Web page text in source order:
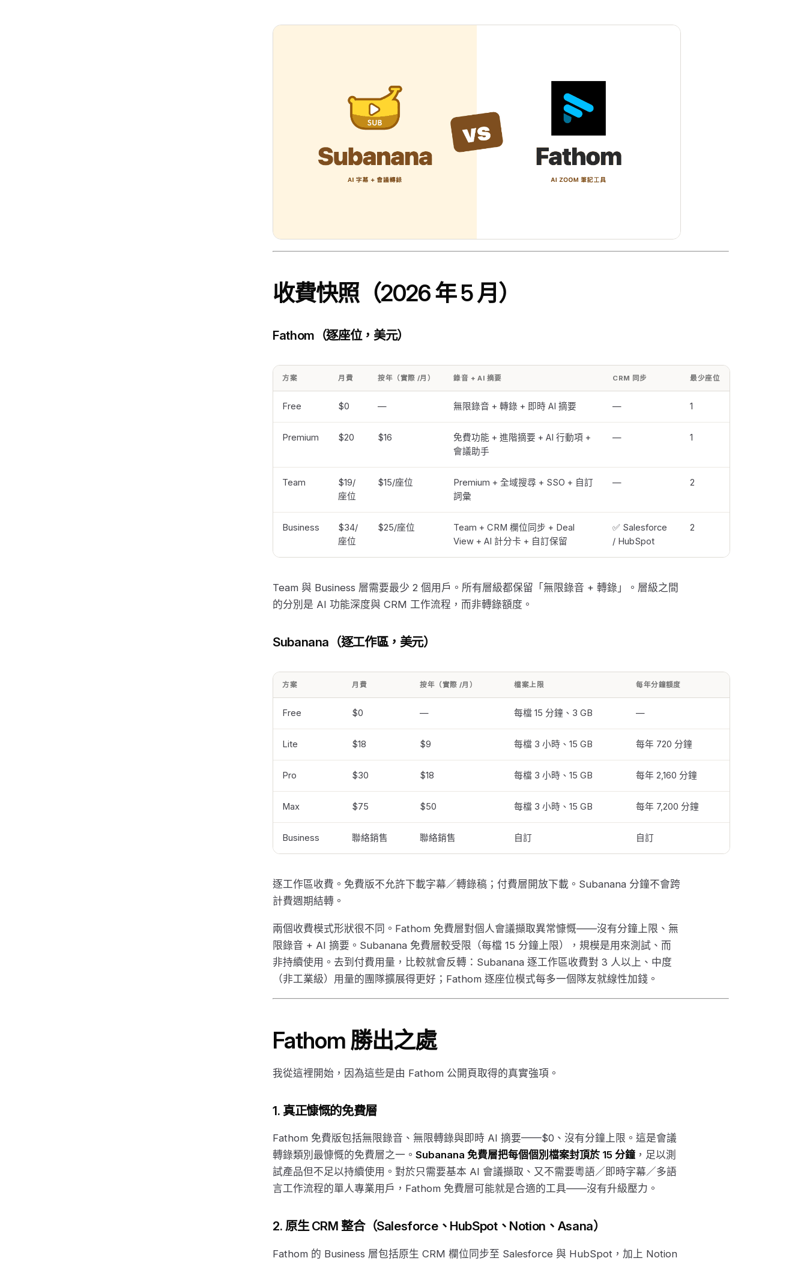
收費快照（2026 年 5 月）
Fathom（逐座位，美元）
方案 月費 按年（實際 /月） 錄音 + AI 摘要 CRM 同步 最少座位
Free $0 — 無限錄音 + 轉錄 + 即時 AI 摘要 — 1
Premium $20 $16
免費功能 + 進階摘要 + AI 行動項 +
會議助手
— 1
Team
$19/
座位
$15/座位
Premium + 全域搜尋 + SSO + 自訂
詞彙
— 2
Business
$34/
座位
$25/座位
Team + CRM 欄位同步 + Deal
View + AI 計分卡 + 自訂保留
✅ Salesforce
/ HubSpot
2
Team 與 Business 層需要最少 2 個用戶。所有層級都保留「無限錄音 + 轉錄」。層級之間
的分別是 AI 功能深度與 CRM 工作流程，而非轉錄額度。
Subanana（逐工作區，美元）
方案 月費 按年（實際 /月） 檔案上限 每年分鐘額度
Free $0 — 每檔 15 分鐘、3 GB —
Lite $18 $9 每檔 3 小時、15 GB 每年 720 分鐘
Pro $30 $18 每檔 3 小時、15 GB 每年 2,160 分鐘
Max $75 $50 每檔 3 小時、15 GB 每年 7,200 分鐘
Business 聯絡銷售 聯絡銷售 自訂 自訂
逐工作區收費。免費版不允許下載字幕／轉錄稿；付費層開放下載。Subanana 分鐘不會跨
計費週期結轉。
兩個收費模式形狀很不同。Fathom 免費層對個人會議擷取異常慷慨——沒有分鐘上限、無
限錄音 + AI 摘要。Subanana 免費層較受限（每檔 15 分鐘上限），規模是用來測試、而
非持續使用。去到付費用量，比較就會反轉：Subanana 逐工作區收費對 3 人以上、中度
（非工業級）用量的團隊擴展得更好；Fathom 逐座位模式每多一個隊友就線性加錢。
Fathom 勝出之處
我從這裡開始，因為這些是由 Fathom 公開頁取得的真實強項。
1. 真正慷慨的免費層
Fathom 免費版包括無限錄音、無限轉錄與即時 AI 摘要——$0、沒有分鐘上限。這是會議
轉錄類別最慷慨的免費層之一。 Subanana 免費層把每個個別檔案封頂於 15 分鐘 ，足以測
試產品但不足以持續使用。對於只需要基本 AI 會議擷取、又不需要粵語／即時字幕／多語
言工作流程的單人專業用戶，Fathom 免費層可能就是合適的工具——沒有升級壓力。
2. 原生 CRM 整合（Salesforce、HubSpot、Notion、Asana）
Fathom 的 Business 層包括原生 CRM 欄位同步至 Salesforce 與 HubSpot，加上 Notion